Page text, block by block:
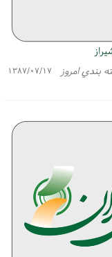
۱۳۸۷/۰۷/۱۷
بندي امروز